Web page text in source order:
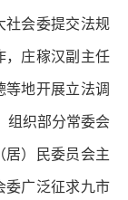
社会委提交法规
，庄稼汉副主任
地开展立法调
组织部分常委会
居）民委员会主
委广泛征求九市